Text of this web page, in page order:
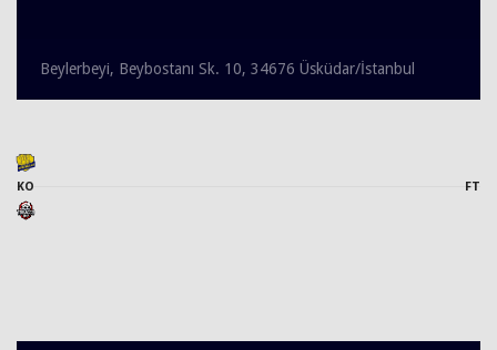
Beylerbeyi, Beybostanı Sk. 10, 34676 Üsküdar/İstanbul
KO FT